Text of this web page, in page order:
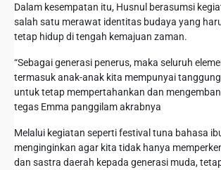
Dalam kesempatan itu, Husnul berasumsi
salah satu merawat identitas budaya yang
tetap hidup di tengah kemajuan zaman.
“Sebagai generasi penerus, maka seluruh
termasuk anak-anak kita mempunyai
untuk tetap mempertahankan dan
tegas Emma panggilam akrabnya
Melalui kegiatan seperti festival tuna bahasa
menginginkan agar kita tidak hanya
dan sastra daerah kepada generasi muda,